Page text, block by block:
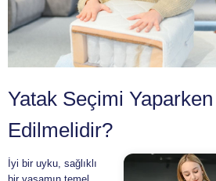
Yatak Seçimi
Edilmelidir?
İyi bir uyku, sağlıklı